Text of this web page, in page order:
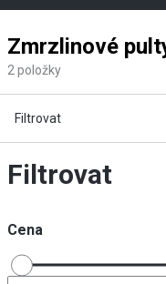
Zmrzlinové
2 položky
Filtrovat
Filtrovat
Cena